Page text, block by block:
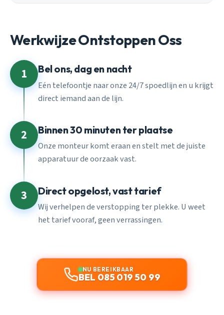
Werkwijze Ontstoppen Oss
1 Bel ons, dag en nacht
Eén telefoontje naar onze 24/7 spoedlijn en u krijgt
direct iemand aan de lijn.
2 Binnen 30 minuten ter plaatse
Onze monteur komt eraan en stelt met de juiste
apparatuur de oorzaak vast.
3 Direct opgelost, vast tarief
Wij verhelpen de verstopping ter plekke. U weet
het tarief vooraf, geen verrassingen.
NU BEREIKBAAR
BEL 085 019 50 99